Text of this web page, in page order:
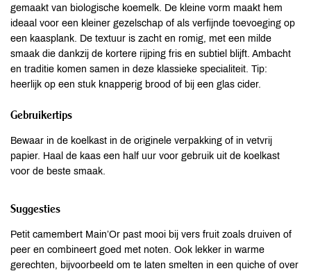
gemaakt van biologische koemelk. De kleine vorm maakt hem
ideaal voor een kleiner gezelschap of als verfijnde toevoeging op
een kaasplank. De textuur is zacht en romig, met een milde
smaak die dankzij de kortere rijping fris en subtiel blijft. Ambacht
en traditie komen samen in deze klassieke specialiteit. Tip:
heerlijk op een stuk knapperig brood of bij een glas cider.
Gebruikertips
Bewaar in de koelkast in de originele verpakking of in vetvrij
papier. Haal de kaas een half uur voor gebruik uit de koelkast
voor de beste smaak.
Suggesties
Petit camembert Main’Or past mooi bij vers fruit zoals druiven of
peer en combineert goed met noten. Ook lekker in warme
gerechten, bijvoorbeeld om te laten smelten in een quiche of over